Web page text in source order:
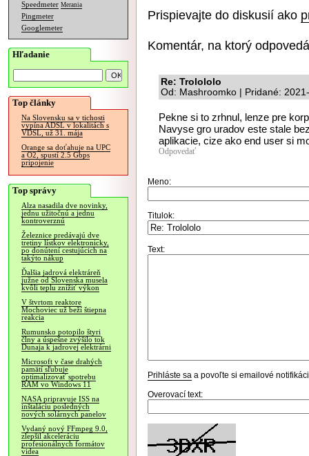
Speedmeter Merania
Pingmeter
Googlemeter
Hľadanie
Top články
Na Slovensku sa v tichosti
vypína ADSL v lokalitách s
VDSL, už 31. mája
Orange sa doťahuje na UPC
a O2, spustí 2.5 Gbps
pripojenie
Top správy
Alza nasadila dve novinky,
jednu užitočnú a jednu
kontroverznú
Železnice predávajú dve
tretiny lístkov elektronicky,
po donútení cestujúcich na
takýto nákup
Ďalšia jadrová elektráreň
južne od Slovenska musela
kvôli teplu znížiť výkon
V štvrtom reaktore
Mochoviec už beží štiepna
reakcia
Rumunsko potopilo štyri
člny a úspešne zvýšilo tok
Dunaja k jadrovej elektrárni
Microsoft v čase drahých
pamätí sľubuje
optimalizovať spotrebu
RAM vo Windows 11
NASA pripravuje ISS na
inštaláciu posledných
nových solárnych panelov
Vydaný nový FFmpeg 9.0,
zlepšil akceleráciu
profesionálnych formátov
videa
Prispievajte do diskusií ako
Komentár, na ktorý
Re: Trolololo
Od: Mashroomko | Pridané:
Pekne si to zrhnul, lenze pre
Navyse gro uradov este stale
aplikacie, cize ako end user si
Odpovedať
Meno:
Titulok:
Text:
Prihláste sa a povoľte si emailové
Overovací text: